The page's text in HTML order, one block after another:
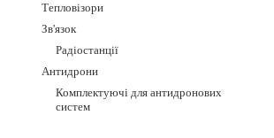
Тепловізори
Зв'язок
Радіостанції
Антидрони
Комплектуючі для антидронових
систем